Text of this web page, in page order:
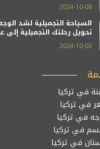
2024-10-08
السياحة التجميلية لشد
تحويل رحلتك التجميلية إلى
2024-10-03
في تركيا
في تركيا
في تركيا
في تركيا
في تركيا